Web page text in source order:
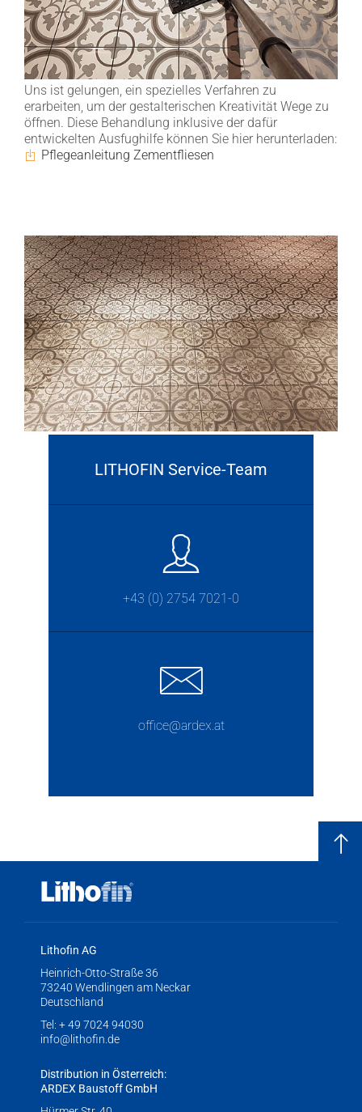
Uns ist gelungen, ein spezielles Verfahren zu
erarbeiten, um der gestalterischen Kreativität Wege zu
öffnen. Diese Behandlung inklusive der dafür
entwickelten Ausfughilfe können Sie hier herunterladen:
Pflegeanleitung Zementfliesen
LITHOFIN Service-Team
+43 (0) 2754 7021-0
office@ardex.at
Lithofin AG
Heinrich-Otto-Straße 36
73240 Wendlingen am Neckar
Deutschland
Tel: + 49 7024 94030
info@lithofin.de
Distribution in Österreich:
ARDEX Baustoff GmbH